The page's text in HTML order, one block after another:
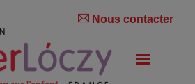
Nous contacter